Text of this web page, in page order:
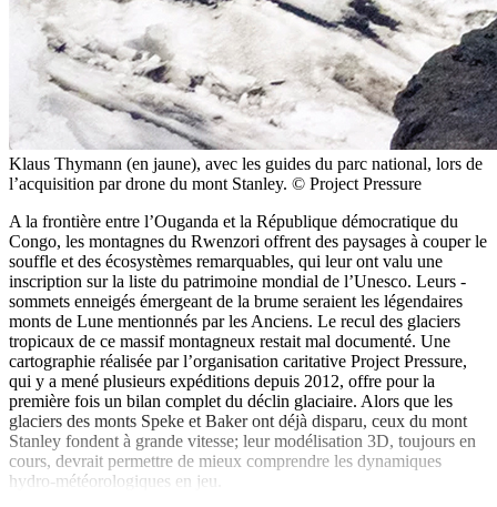
Klaus Thymann (en jaune), avec les guides du parc national, lors de
l’acquisition par drone du mont Stanley. © Project Pressure
A la frontière entre l’Ouganda et la République démocratique du
Congo, les montagnes du Rwenzori offrent des paysages à couper le
souffle et des ­écosystèmes remarquables, qui leur ont valu une
inscription sur la liste du patrimoine mondial de l’Unesco. Leurs ­
sommets enneigés émergeant de la brume seraient les légendaires
monts de Lune mentionnés par les Anciens. Le recul des glaciers
tropicaux de ce massif montagneux restait mal documenté. Une
cartographie réalisée par l’organisation ­caritative Project Pressure,
qui y a mené plusieurs expéditions depuis 2012, offre pour la
première fois un bilan complet du déclin glaciaire. Alors que les
glaciers des monts Speke et Baker ont déjà disparu, ceux du mont
Stanley fondent à grande vitesse; leur modélisation 3D, toujours en
cours, devrait permettre de mieux comprendre les dynamiques
hydro-météorologiques en jeu.